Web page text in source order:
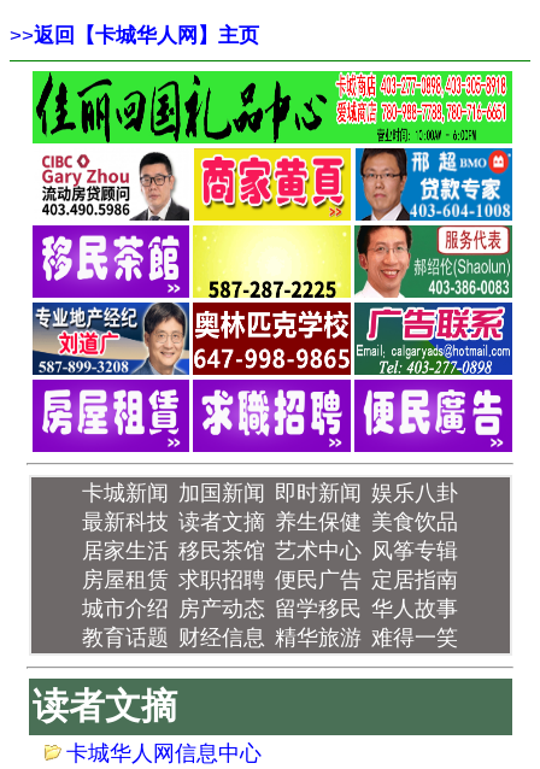
>>返回【卡城华人网】主页
卡城新闻 加国新闻 即时新闻 娱乐八卦
最新科技 读者文摘 养生保健 美食饮品
居家生活 移民茶馆 艺术中心 风筝专辑
房屋租赁 求职招聘 便民广告 定居指南
城市介绍 房产动态 留学移民 华人故事
教育话题 财经信息 精华旅游 难得一笑
读者文摘
卡城华人网信息中心